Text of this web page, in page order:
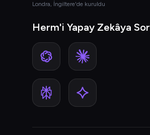
Londra, İngiltere'de kuruldu
Herm'i Yapay Zekâya Sor